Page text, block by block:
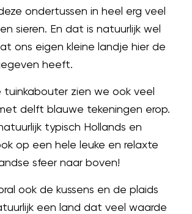
ondertussen in heel erg veel
sieren. En dat is natuurlijk wel
ons eigen kleine landje hier de
heeft.
tuinkabouter zien we ook veel
delft blauwe tekeningen erop.
typisch Hollands en
op een hele leuke en relaxte
sfeer naar boven!
ook de kussens en de plaids
een land dat veel waarde